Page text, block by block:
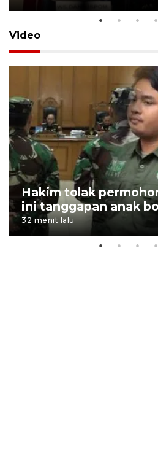
Video
Hakim tolak
ini tanggapan anak
32 menit lalu